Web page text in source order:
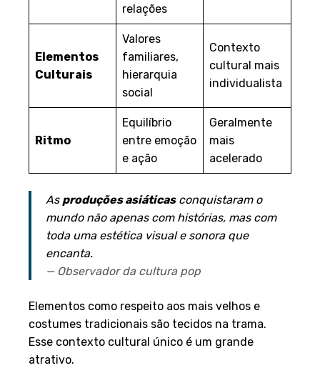
relações
Elementos
Culturais
Valores
familiares,
hierarquia
social
Contexto
cultural mais
individualista
Ritmo
Equilíbrio
entre emoção
e ação
Geralmente
mais
acelerado
As produções asiáticasconquistaram o
mundo não apenas com histórias, mas com
toda uma estética visual e sonora que
encanta.
— Observador da cultura pop
Elementos como respeito aos mais velhos e
costumes tradicionais são tecidos na trama.
Esse contexto cultural único é um grande
atrativo.